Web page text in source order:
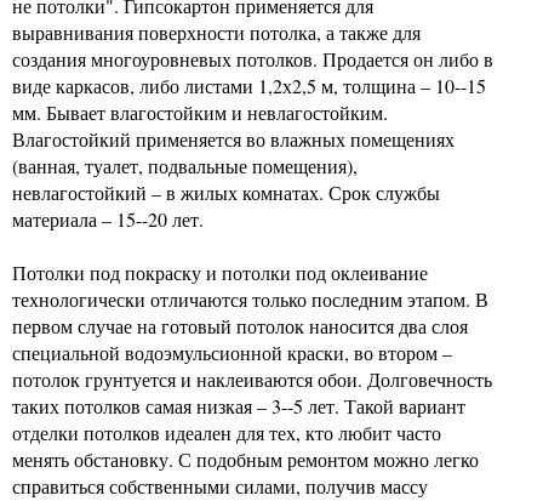
не потолки". Гипсокартон применяется для
выравнивания поверхности потолка, а также для
создания многоуровневых потолков. Продается он либо в
виде каркасов, либо листами 1,2х2,5 м, толщина – 10--15
мм. Бывает влагостойким и невлагостойким.
Влагостойкий применяется во влажных помещениях
(ванная, туалет, подвальные помещения),
невлагостойкий – в жилых комнатах. Срок службы
материала – 15--20 лет.
Потолки под покраску и потолки под оклеивание
технологически отличаются только последним этапом. В
первом случае на готовый потолок наносится два слоя
специальной водоэмульсионной краски, во втором –
потолок грунтуется и наклеиваются обои. Долговечность
таких потолков самая низкая – 3--5 лет. Такой вариант
отделки потолков идеален для тех, кто любит часто
менять обстановку. С подобным ремонтом можно легко
справиться собственными силами, получив массу